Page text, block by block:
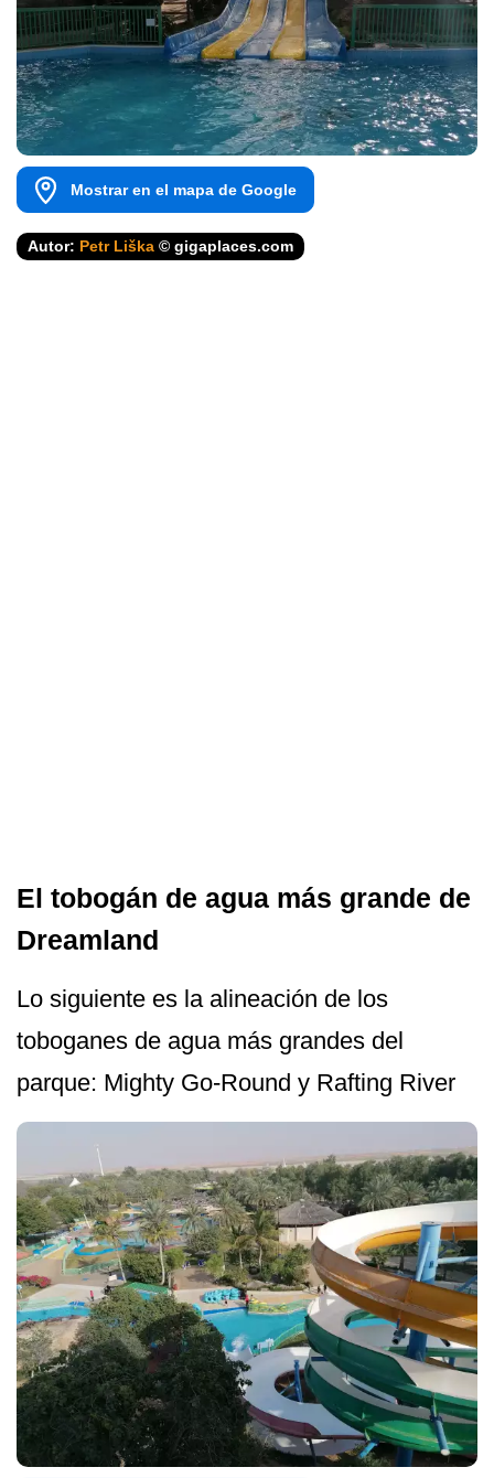
Mostrar en el mapa de Google
Autor: Petr Liška © gigaplaces.com
El tobogán de agua más grande de
Dreamland
Lo siguiente es la alineación de los
toboganes de agua más grandes del
parque: Mighty Go-Round y Rafting River